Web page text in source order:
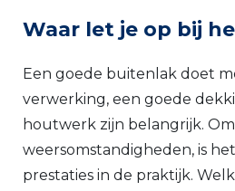
Waar let je op bij
Een goede buitenlak doet
verwerking, een goede
houtwerk zijn belangrijk.
weersomstandigheden, is
prestaties in de praktijk.